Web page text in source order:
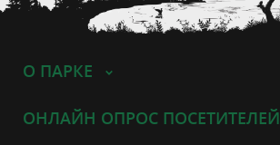
О ПАРКЕ
ОНЛАЙН ОПРОС ПОСЕТИТЕЛЕЙ